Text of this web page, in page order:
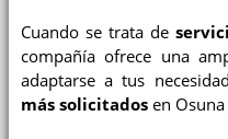
Cuando se trata de
compañía ofrece una
adaptarse a tus
más solicitadosen Osuna